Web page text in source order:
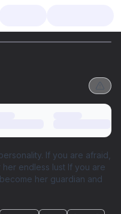
endless lust If you are
her guardian and